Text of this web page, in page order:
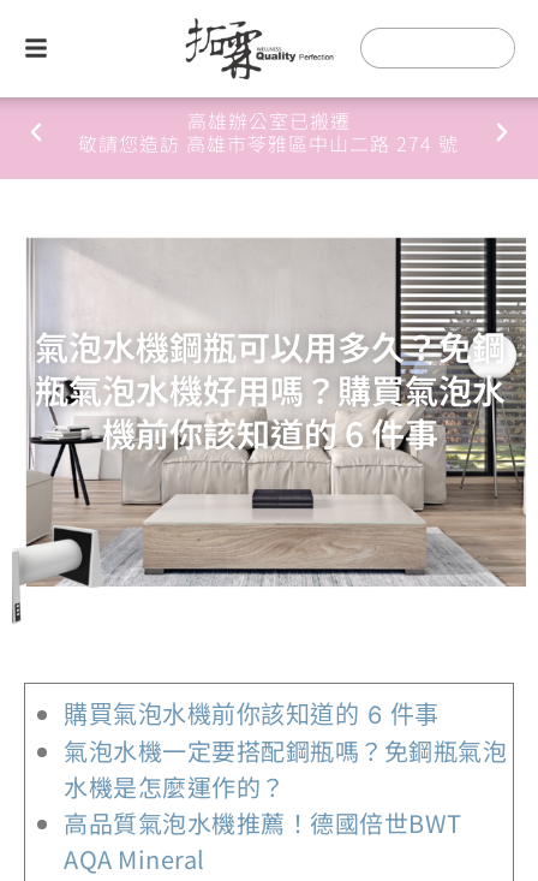
號
桃園辦公室已搬遷
敬請您造訪 桃園市桃園區經國一路68-70
氣泡水機鋼瓶可以用多久？免鋼
瓶氣泡水機好用嗎？購買氣泡水
機前你該知道的 6 件事
購買氣泡水機前你該知道的 6 件事​
氣泡水機一定要搭配鋼瓶嗎？免鋼瓶氣泡
水機是怎麼運作的？​
高品質氣泡水機推薦！德國倍世BWT
AQA Mineral​